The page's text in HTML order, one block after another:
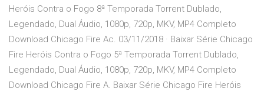
Heróis Contra o Fogo 8ª Temporada Torrent Dublado,
Legendado, Dual Áudio, 1080p, 720p, MKV, MP4 Completo
Download Chicago Fire Ac. 03/11/2018 · Baixar Série Chicago
Fire Heróis Contra o Fogo 5ª Temporada Torrent Dublado,
Legendado, Dual Áudio, 1080p, 720p, MKV, MP4 Completo
Download Chicago Fire A. Baixar Série Chicago Fire Heróis